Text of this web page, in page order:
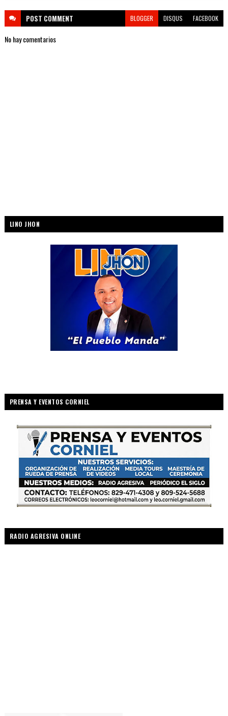
POST COMMENT BLOGGER DISQUS FACEBOOK
No hay comentarios
LINO JHON
PRENSA Y EVENTOS CORNIEL
RADIO AGRESIVA ONLINE